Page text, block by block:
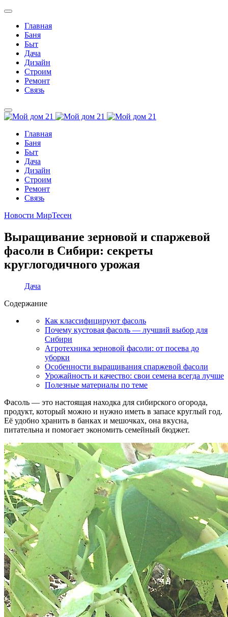
Главная
Баня
Быт
Дача
Дизайн
Строим
Ремонт
Связь
Главная
Баня
Быт
Дача
Дизайн
Строим
Ремонт
Связь
Новости МирТесен
Выращивание зерновой и спаржевой
фасоли в Сибири: секреты
круглогодичного урожая
Дача
Содержание
Как классифицируют фасоль
Почему кустовая фасоль — лучший выбор для
Сибири
Агротехника зерновой фасоли: от посева до
уборки
Особенности выращивания спаржевой фасоли
Урожайность и качество: свои семена всегда лучше
Полезные материалы по теме
Фасоль — это настоящая находка для сибирского огорода,
продукт, который можно и нужно иметь в запасе круглый год.
Её удобно хранить в банках и мешочках, она вкусна,
питательна и помогает экономить семейный бюджет.